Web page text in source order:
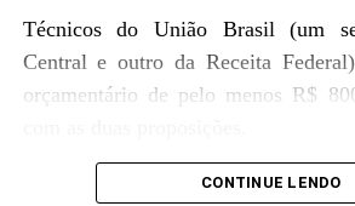
Técnicos do União Brasil (um
Central e outro da Receita
orçamentário de pelo menos R$
CONTINUE LENDO